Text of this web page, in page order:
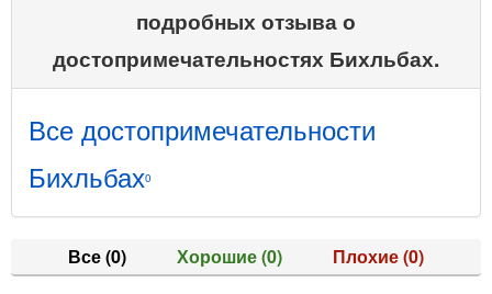
подробных отзыва о
достопримечательностях Бихльбах.
Все достопримечательности
Бихльбах0
Все(0) Хорошие(0) Плохие(0)